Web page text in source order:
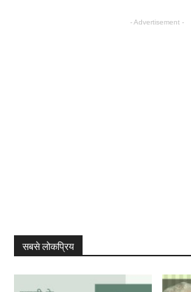
- Advertisement -
सबसे लोकप्रिय